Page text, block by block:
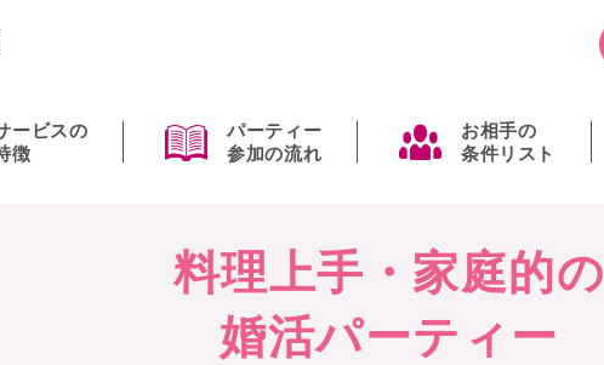
ービスの
徴
パーティー
参加の流れ
お相手の
条件リスト
料理上手・家庭的の
婚活パーティー